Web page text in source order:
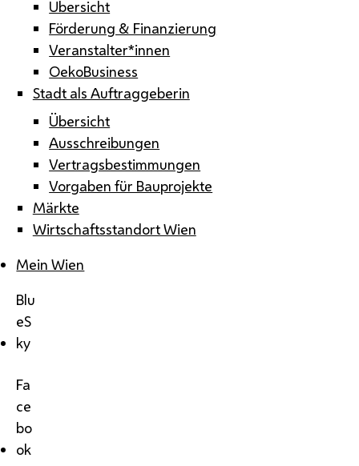
Übersicht
Förderung & Finanzierung
Veranstalter*innen
OekoBusiness
Stadt als Auftraggeberin
Übersicht
Ausschreibungen
Vertragsbestimmungen
Vorgaben für Bauprojekte
Märkte
Wirtschaftsstandort Wien
Mein Wien
Blu
eS
ky
Fa
ce
bo
ok